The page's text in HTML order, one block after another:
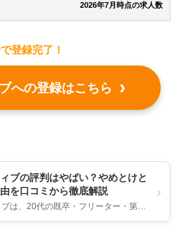
2026年7月時点の求人数
登録完了！
への登録はこちら
ブの評判はやばい？やめとけと
を口コミから徹底解説
は、20代の既卒・フリーター・第二
›